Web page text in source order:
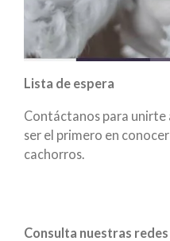
Lista de espera
Contáctanos para unirte
ser el primero en
cachorros.
Consulta nuestras